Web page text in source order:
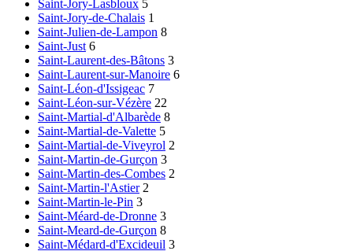
Saint-Jory-Lasbloux 5
Saint-Jory-de-Chalais 1
Saint-Julien-de-Lampon 8
Saint-Just 6
Saint-Laurent-des-Bâtons 3
Saint-Laurent-sur-Manoire 6
Saint-Léon-d'Issigeac 7
Saint-Léon-sur-Vézère 22
Saint-Martial-d'Albarède 8
Saint-Martial-de-Valette 5
Saint-Martial-de-Viveyrol 2
Saint-Martin-de-Gurçon 3
Saint-Martin-des-Combes 2
Saint-Martin-l'Astier 2
Saint-Martin-le-Pin 3
Saint-Méard-de-Dronne 3
Saint-Meard-de-Gurçon 8
Saint-Médard-d'Excideuil 3